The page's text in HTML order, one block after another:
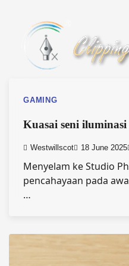
GAMING
Kuasai seni
Westwillscot 18 June 2025
Menyelam ke Studio
pencahayaan pada
…